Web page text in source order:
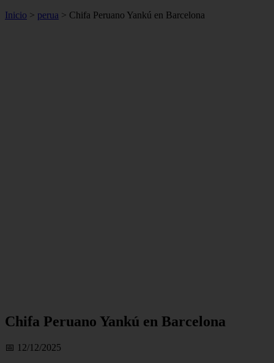
Inicio > perua > Chifa Peruano Yankú en Barcelona
Chifa Peruano Yankú en Barcelona
📅 12/12/2025